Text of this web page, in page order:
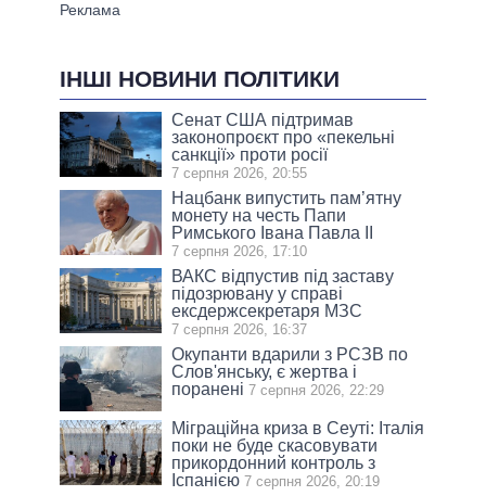
ІНШІ НОВИНИ ПОЛІТИКИ
Сенат США підтримав
законопроєкт про «пекельні
санкції» проти росії
7 серпня 2026, 20:55
Нацбанк випустить пам’ятну
монету на честь Папи
Римського Івана Павла II
7 серпня 2026, 17:10
ВАКС відпустив під заставу
підозрювану у справі
ексдержсекретаря МЗС
7 серпня 2026, 16:37
Окупанти вдарили з РСЗВ по
Слов'янську, є жертва і
поранені 7 серпня 2026, 22:29
Міграційна криза в Сеуті: Італія
поки не буде скасовувати
прикордонний контроль з
Іспанією 7 серпня 2026, 20:19